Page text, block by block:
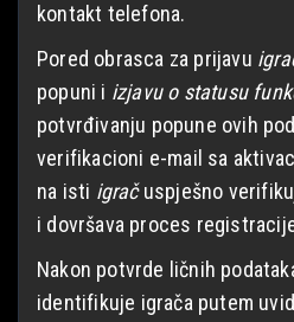
kontakt telefona.
Pored obrasca za prijavu
popuni i izjavu o statusu
potvrđivanju popune ovih
verifikacioni e-mail sa
na isti igračuspješno
i dovršava proces
Nakon potvrde ličnih
identifikuje igrača putem